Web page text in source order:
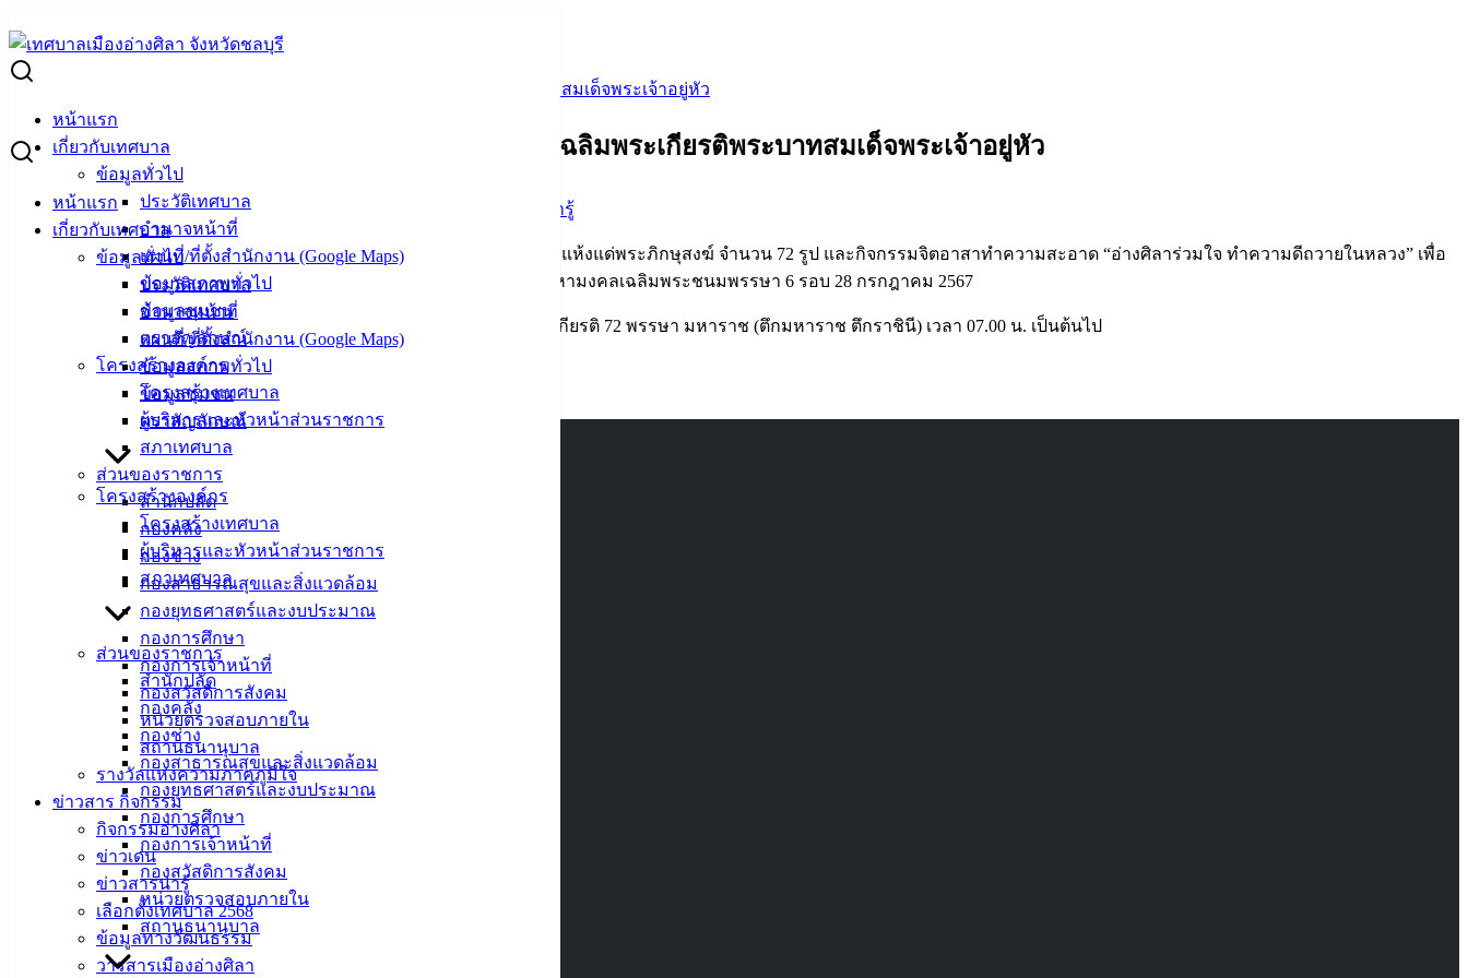
to
content
หน้าแรก
เกี่ยวกับเทศบาล
ข้อมูลทั่วไป
ประวัติเทศบาล
อำนาจหน้าที่
แผนที่/ที่ตั้งสำนักงาน (Google Maps)
ข้อมูลสภาพทั่วไป
ข้อมูลชุมชน
ตราสัญลักษณ์
โครงสร้างองค์กร
โครงสร้างเทศบาล
ผู้บริหารและหัวหน้าส่วนราชการ
สภาเทศบาล
ส่วนของราชการ
สำนักปลัด
กองคลัง
กองช่าง
กองสาธารณสุขและสิ่งแวดล้อม
กองยุทธศาสตร์และงบประมาณ
กองการศึกษา
กองการเจ้าหน้าที่
กองสวัสดิการสังคม
หน่วยตรวจสอบภายใน
สถานธนานุบาล
รางวัลแห่งความภาคภูมิใจ
ข่าวสาร กิจกรรม
กิจกรรมอ่างศิลา
ข่าวเด่น
ข่าวสารน่ารู้
เลือกตั้งเทศบาล 2568
ข้อมูลทางวัฒนธรรม
วารสารเมืองอ่างศิลา
หน้าแรก
เกี่ยวกับเทศบาล
ข้อมูลทั่วไป
ประวัติเทศบาล
อำนาจหน้าที่
แผนที่/ที่ตั้งสำนักงาน (Google Maps)
ข้อมูลสภาพทั่วไป
ข้อมูลชุมชน
ตราสัญลักษณ์
โครงสร้างองค์กร
โครงสร้างเทศบาล
ผู้บริหารและหัวหน้าส่วนราชการ
สภาเทศบาล
ส่วนของราชการ
สำนักปลัด
กองคลัง
กองช่าง
กองสาธารณสุขและสิ่งแวดล้อม
กองยุทธศาสตร์และงบประมาณ
กองการศึกษา
กองการเจ้าหน้าที่
กองสวัสดิการสังคม
หน่วยตรวจสอบภายใน
สถานธนานุบาล
Search
for:
ขอเชิญประชาชนร่วมทำบุญและกิจกรรมจิตอาสาเฉลิมพระเกียรติพระบาทสมเด็จพระเจ้าอยู่หัว
ขอเชิญประชาชนร่วมทำบุญและกิจกรรมจิตอาสาเฉลิมพระเกียรติพระบาทสมเด็จพระเจ้าอยู่หัว
กรกฎาคม 17, 2024กรกฎาคม 17, 2024 ข่าวสารน่ารู้
เทศบาลเมืองอ่างศิลา ขอเชิญประชาชนร่วมทำบุญตักบาตรข้าวสารอาหารแห้งแด่พระภิกษุสงฆ์ จำนวน 72 รูป และกิจกรรมจิตอาสาทำความสะอาด “อ่างศิลาร่วมใจ ทำความดีถวายในหลวง” เพื่อ
เฉลิมพระเกียรติพระบาทสมเด็จพระเจ้าอยู่หัว เนื่องในโอกาสพระราชพิธีมหามงคลเฉลิมพระชนมพรรษา 6 รอบ 28 กรกฎาคม 2567
กำหนดจัดกิจกรรมในวันศุกร์ที่ 26 กรกฎาคม 2567 ณ พิพิธภัณฑ์เฉลิมพระเกียรติ 72 พรรษา มหาราช (ตึกมหาราช ตึกราชินี) เวลา 07.00 น. เป็นต้นไป
สอบถามข้อมูลได้ที่ สำนักปลัดเทศบาล โทรศัพท์ 038 142 100 ต่อ 220
เทศบาลเมืองอ่างศิลา
สำนักงานเทศบาลเมืองอ่างศิลา 90/338 ม.3
ต.เสม็ด อ.เมือง จ.ชลบุรี 20000
038-142-100-104
บริการประชาชน
ดาวน์โหลดแบบฟอร์ม, เอกสาร
คู่มือสำหรับประชาชน/คู่มือการปฏิบัติงาน
ข่าวสารน่ารู้
ศุนย์ข้อมูลข่าวสารอิเล็กทรอนิกส์
องค์ความรู้ (Knowledge Management)
ติดต่อเทศบาล
สายตรงนายก
ประวัติเทศบาล